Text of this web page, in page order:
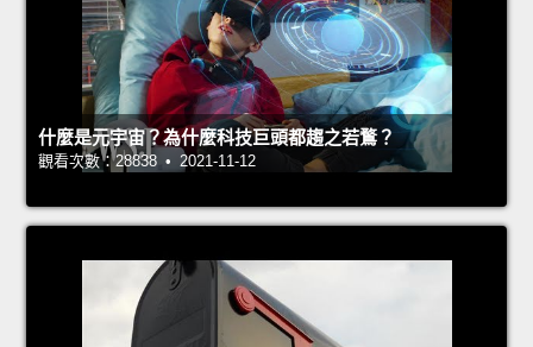
什麼是元宇宙？為什麼科技巨頭都趨之若鶩？
觀看次數：28838 • 2021-11-12